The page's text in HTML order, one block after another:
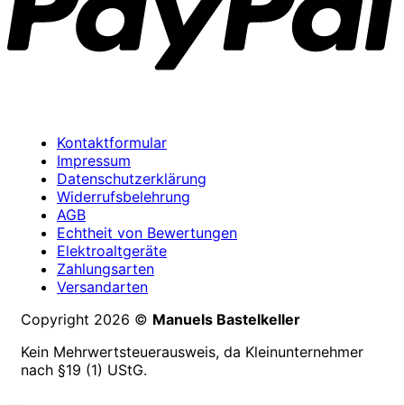
Kontaktformular
Impressum
Datenschutzerklärung
Widerrufsbelehrung
AGB
Echtheit von Bewertungen
Elektroaltgeräte
Zahlungsarten
Versandarten
Copyright 2026 © Manuels Bastelkeller
Kein Mehrwertsteuerausweis, da Kleinunternehmer
nach §19 (1) UStG.